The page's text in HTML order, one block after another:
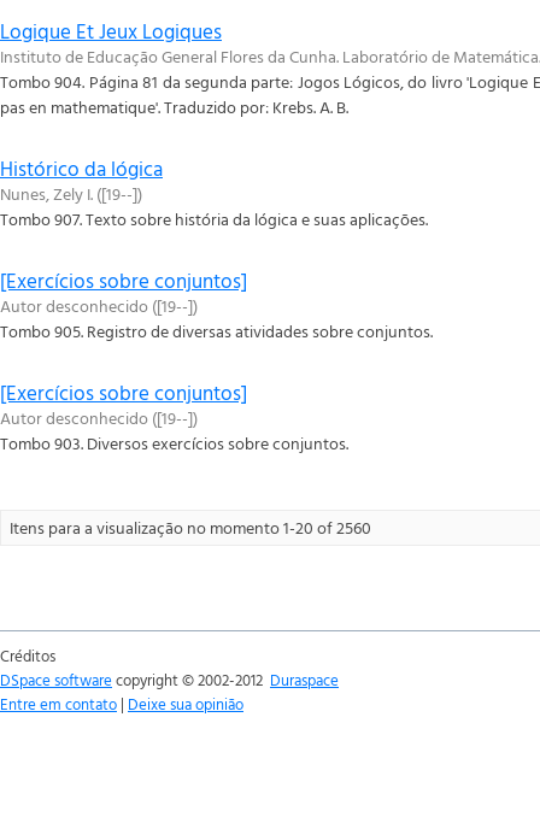
Logique Et Jeux Logiques
Instituto de Educação General Flores da Cunha. Laboratório de Matemática.
Tombo 904. Página 81 da segunda parte: Jogos Lógicos, do livro 'Logique
pas en mathematique'. Traduzido por: Krebs. A. B.
Histórico da lógica
Nunes, Zely I.([19--])
Tombo 907. Texto sobre história da lógica e suas aplicações.
[Exercícios sobre conjuntos]
Autor desconhecido([19--])
Tombo 905. Registro de diversas atividades sobre conjuntos.
[Exercícios sobre conjuntos]
Autor desconhecido([19--])
Tombo 903. Diversos exercícios sobre conjuntos.
Itens para a visualização no momento 1-20 of 2560
Créditos
DSpace softwarecopyright © 2002-2012 Duraspace
Entre em contato | Deixe sua opinião